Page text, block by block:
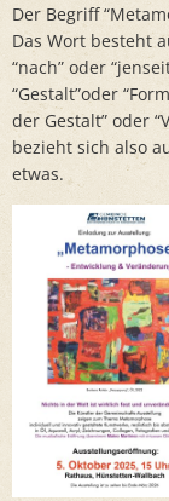
Der Begriff
Das Wort besteht
“nach” oder
“Gestalt”oder
der Gestalt” oder
bezieht sich also
etwas.